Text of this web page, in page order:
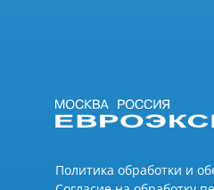
Политика обработки и